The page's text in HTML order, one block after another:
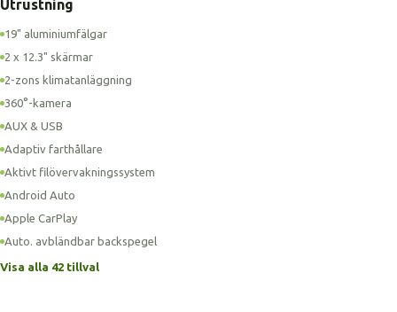
Utrustning
19" aluminiumfälgar
2 x 12.3" skärmar
2-zons klimatanläggning
360°-kamera
AUX & USB
Adaptiv farthållare
Aktivt filövervakningssystem
Android Auto
Apple CarPlay
Auto. avbländbar backspegel
Visa alla 42 tillval